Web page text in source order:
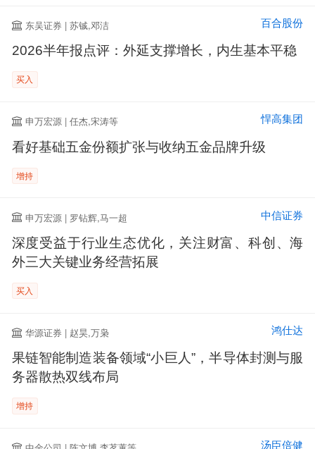
东吴证券 | 苏铖,邓洁 百合股份
2026半年报点评：外延支撑增长，内生基本平稳
买入
申万宏源 | 任杰,宋涛等 悍高集团
看好基础五金份额扩张与收纳五金品牌升级
增持
申万宏源 | 罗钻辉,马一超 中信证券
深度受益于行业生态优化，关注财富、科创、海
外三大关键业务经营拓展
买入
华源证券 | 赵昊,万枭 鸿仕达
果链智能制造装备领域“小巨人”，半导体封测与服
务器散热双线布局
增持
汤臣倍健